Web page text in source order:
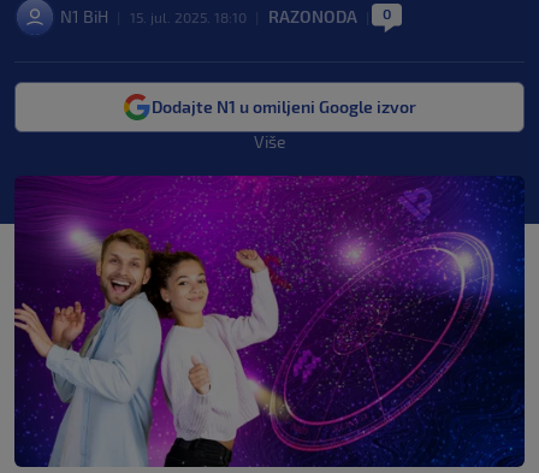
N1 BiH 15. jul. 2025. 18:10 RAZONODA 0
Dodajte N1 u omiljeni Google izvor
Više